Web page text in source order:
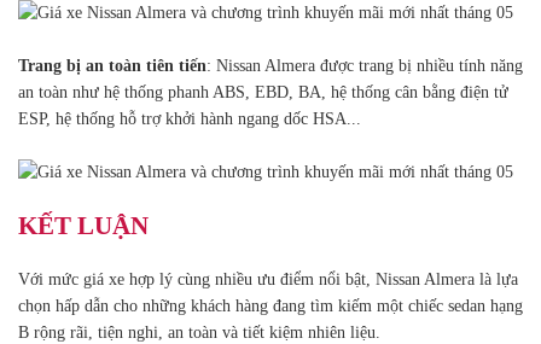
Trang bị an toàn tiên tiến: Nissan Almera được trang bị nhiều tính năng
an toàn như hệ thống phanh ABS, EBD, BA, hệ thống cân bằng điện tử
ESP, hệ thống hỗ trợ khởi hành ngang dốc HSA...
KẾT LUẬN
Với mức giá xe hợp lý cùng nhiều ưu điểm nổi bật, Nissan Almera là lựa
chọn hấp dẫn cho những khách hàng đang tìm kiếm một chiếc sedan hạng
B rộng rãi, tiện nghi, an toàn và tiết kiệm nhiên liệu.